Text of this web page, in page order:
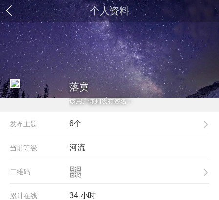
个人资料
落寞
该用户懒到没有签名！
6个
发布主题
河流
当前等级
二维码
34 小时
累计在线